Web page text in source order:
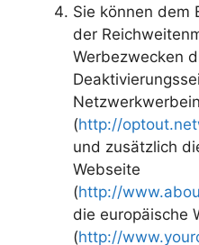
Sie können dem
der
Werbezwecken
(http://
und zusätzlich
Webseite
(http://
die europäische
(http://